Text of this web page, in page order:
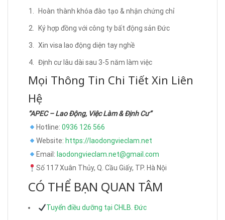
Hoàn thành khóa đào tạo & nhận chứng chỉ
Ký hợp đồng với công ty bất động sản Đức
Xin visa lao động diện tay nghề
Định cư lâu dài sau 3-5 năm làm việc
Mọi Thông Tin Chi Tiết Xin Liên
Hệ
“APEC – Lao Động, Việc Làm & Định Cư”
Hotline: 0936 126 566
Website: https://laodongvieclam.net
Email: laodongvieclam.net@gmail.com
Số 117 Xuân Thủy, Q. Cầu Giấy, TP. Hà Nội
CÓ THỂ BẠN QUAN TÂM
Tuyển điều dưỡng tại CHLB. Đức